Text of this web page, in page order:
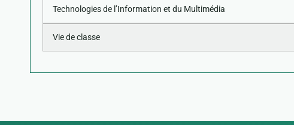
Technologies de l’Information et du Multimédia
Vie de classe